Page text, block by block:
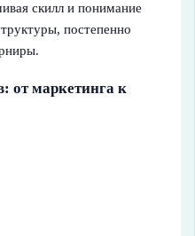
скилл и понимание
постепенно
от маркетинга к